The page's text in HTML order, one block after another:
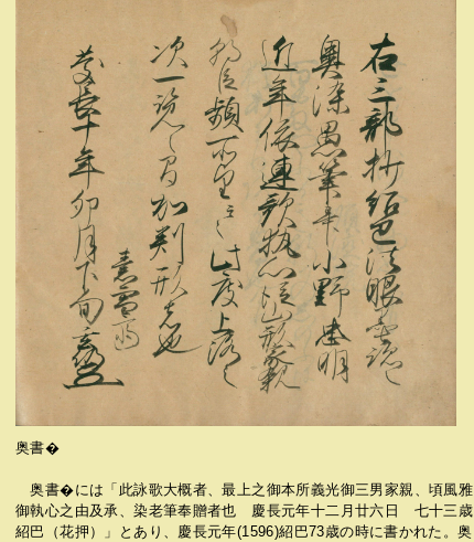
奥書�
奥書�には「此詠歌大概者、最上之御本所義光御三男家親、頃風雅
御執心之由及承、染老筆奉贈者也 慶長元年十二月廿六日 七十三歳
紹巴（花押）」とあり、慶長元年(1596)紹巴73歳の時に書かれた。奥